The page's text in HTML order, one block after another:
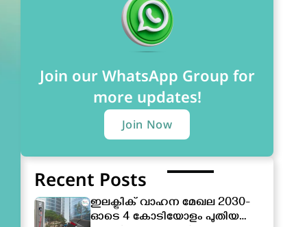
Join our WhatsApp Group for
more updates!
Join Now
Recent Posts
ഇലക്ട്രിക് വാഹന മേഖല 2030-
ഓടെ 4 കോടിയോളം പുതിയ